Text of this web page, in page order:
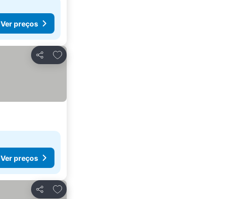
Ver preços
Partilhar
Adicionar aos favoritos
Ver preços
Partilhar
Adicionar aos favoritos